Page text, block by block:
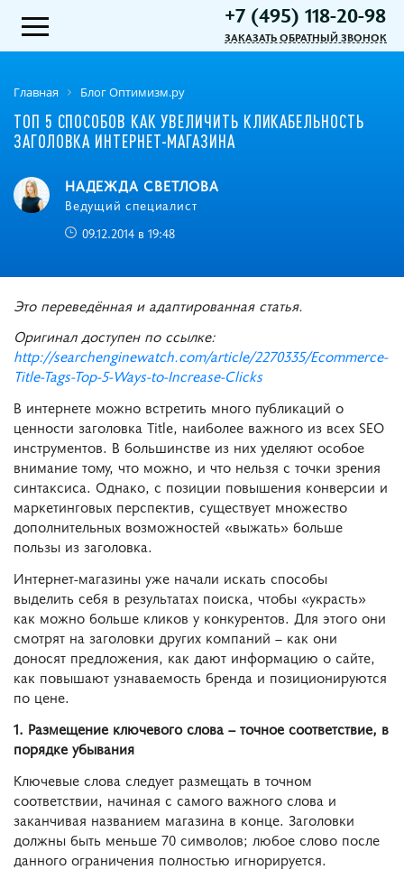
+7 (495) 118-20-98
ЗАКАЗАТЬ ОБРАТНЫЙ ЗВОНОК
Главная Блог Оптимизм.ру
ТОП 5 СПОСОБОВ КАК УВЕЛИЧИТЬ КЛИКАБЕЛЬНОСТЬ
ЗАГОЛОВКА ИНТЕРНЕТ-МАГАЗИНА
НАДЕЖДА СВЕТЛОВА
Ведущий специалист
09.12.2014 в 19:48
Это переведённая и адаптированная статья.
Оригинал доступен по ссылке:
http://searchenginewatch.com/article/2270335/Ecommerce-
Title-Tags-Top-5-Ways-to-Increase-Clicks
В интернете можно встретить много публикаций о
ценности заголовка Title, наиболее важного из всех SEO
инструментов. В большинстве из них уделяют особое
внимание тому, что можно, и что нельзя с точки зрения
синтаксиса. Однако, с позиции повышения конверсии и
маркетинговых перспектив, существует множество
дополнительных возможностей «выжать» больше
пользы из заголовка.
Интернет-магазины уже начали искать способы
выделить себя в результатах поиска, чтобы «украсть»
как можно больше кликов у конкурентов. Для этого они
смотрят на заголовки других компаний – как они
доносят предложения, как дают информацию о сайте,
как повышают узнаваемость бренда и позиционируются
по цене.
1. Размещение ключевого слова – точное соответствие, в
порядке убывания
Ключевые слова следует размещать в точном
соответствии, начиная с самого важного слова и
заканчивая названием магазина в конце. Заголовки
должны быть меньше 70 символов; любое слово после
данного ограничения полностью игнорируется.